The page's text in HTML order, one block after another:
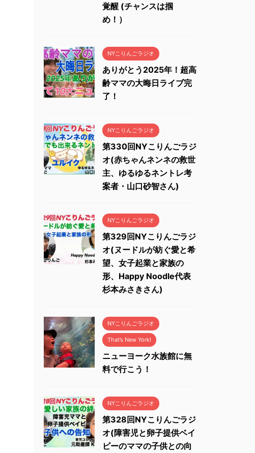
覚醒 (チャンスは掴
め！）
NYこりんごラジオ
ありがとう2025年！超高
齢ママの大晦日ライブ完
了！
NYこりんごラジオ
第330回NYこりんごラジ
オ(赤ちゃんネンネの救世
主、ゆるゆるネントレ考
案者・山口砂智さん)
NYこりんごラジオ
第329回NYこりんごラジ
オ(ヌードルが紡ぐ愛と希
望、女子起業と家族の
形、Happy Noodle代表
杉本みさきさん)
NYこりんごラジオ
That’s New York!
ニューヨーク水族館に無
料で行こう！
NYこりんごラジオ
第328回NYこりんごラジ
オ(障害児と卵子提供ベイ
ビーのママの子供との向